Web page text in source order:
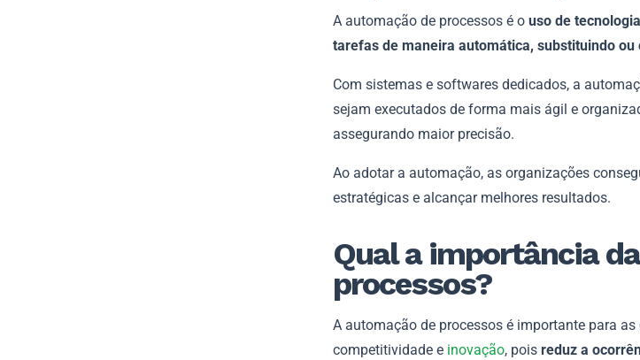
A automação de processos é o uso de
tarefas de maneira automática, substituindo
Com sistemas e softwares dedicados, a
sejam executados de forma mais ágil e
assegurando maior precisão.
Ao adotar a automação, as organizações
estratégicas e alcançar melhores resultados.
Qual a importância
processos?
A automação de processos é importante para
competitividade e inovação, pois reduz a